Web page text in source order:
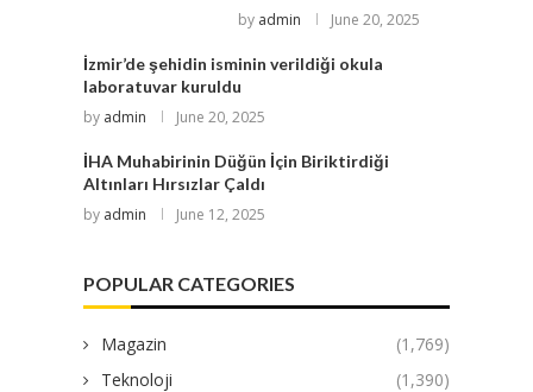
by admin June 20, 2025
İzmir’de şehidin isminin verildiği okula
laboratuvar kuruldu
by admin June 20, 2025
İHA Muhabirinin Düğün İçin Biriktirdiği
Altınları Hırsızlar Çaldı
by admin June 12, 2025
POPULAR CATEGORIES
Magazin
(1,769)
Teknoloji
(1,390)